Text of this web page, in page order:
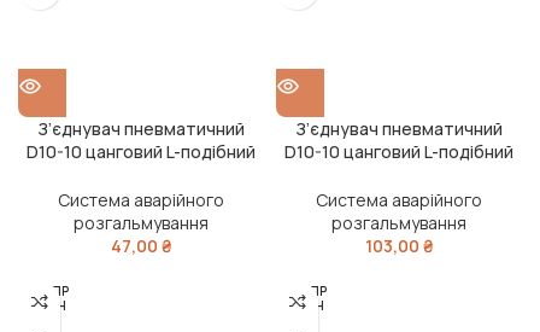
З’єднувач пневматичний
D10-10 цанговий L-подібний
Система аварійного
розгальмування
47,00 ₴
З’єднувач пневматичний
D10-10 цанговий L-подібний
Система аварійного
розгальмування
103,00 ₴
РОЗПР
ОДАН
РОЗПР
ОДАН